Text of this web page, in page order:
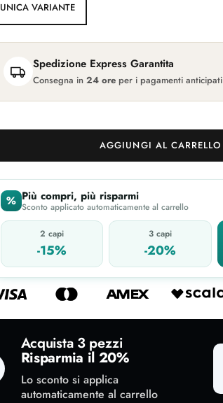
UNICA VARIANTE
Spedizione Express Garantita
Consegna in 24 oreper i pagamenti anticipati
AGGIUNGI AL CARRELLO
% Più compri, più risparmi
Sconto applicato automaticamente al carrello
2 capi
-15%
3 capi
-20%
Acquista 3 pezzi
Risparmia il 20%
Lo sconto si applica
automaticamente al carrello